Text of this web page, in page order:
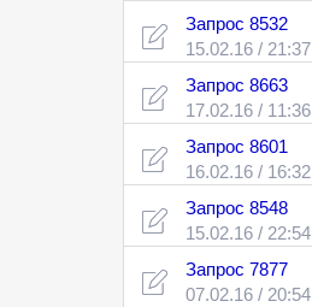
Запрос 8532
15.02.16 / 21:37
Запрос 8663
17.02.16 / 11:36
Запрос 8601
16.02.16 / 16:32
Запрос 8548
15.02.16 / 22:54
Запрос 7877
07.02.16 / 20:54